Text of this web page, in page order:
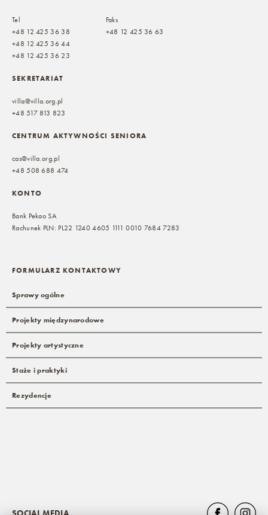
Tel
+48 12 425 36 38
+48 12 425 36 44
+48 12 425 36 23
Faks
+48 12 425 36 63
SEKRETARIAT
villa@villa.org.pl
+48 517 813 823
CENTRUM AKTYWNOŚCI SENIORA
cas@villa.org.pl
+48 508 688 474
KONTO
Bank Pekao SA
Rachunek PLN: PL22 1240 4605 1111 0010 7684 7283
FORMULARZ KONTAKTOWY
Sprawy ogólne
Projekty międzynarodowe
Projekty artystyczne
Staże i praktyki
Rezydencje